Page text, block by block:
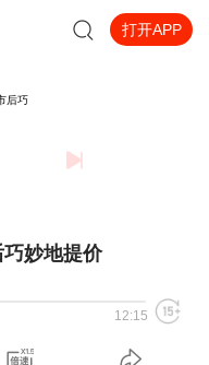
打开APP
妙地提价
12:15